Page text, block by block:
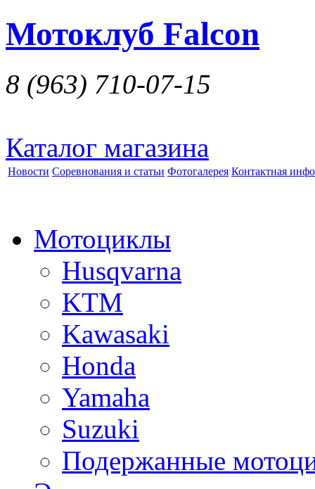
Мотоклуб Falcon
8 (963) 710-07-15
Каталог магазина
Новости Соревнования и статьи Фотогалерея Контактная
Мотоциклы
Husqvarna
KTM
Kawasaki
Honda
Yamaha
Suzuki
Подержанные